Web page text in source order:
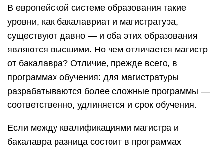
В европейской системе образования такие
уровни, как бакалавриат и магистратура,
существуют давно — и оба этих образования
являются высшими. Но чем отличается магистр
от бакалавра? Отличие, прежде всего, в
программах обучения: для магистратуры
разрабатываются более сложные программы —
соответственно, удлиняется и срок обучения.
Если между квалификациями магистра и
бакалавра разница состоит в программах